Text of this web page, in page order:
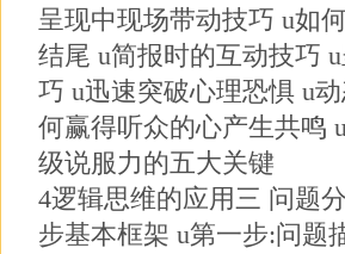
呈现中现场带动技巧 u如
结尾 u简报时的互动技巧
巧 u迅速突破心理恐惧 u
何赢得听众的心产生共鸣
级说服力的五大关键
4逻辑思维的应用三 问题
步基本框架 u第一步:问